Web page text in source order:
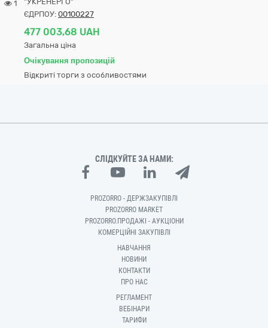
1
ЄДРПОУ: 00100227
477 003,68 UAH
Загальна ціна
Очікування пропозицій
Відкриті торги з особливостями
СЛІДКУЙТЕ ЗА НАМИ:
PROZORRO - ДЕРЖЗАКУПІВЛІ
PROZORRO MARKET
PROZORRO.ПРОДАЖІ - АУКЦІОНИ
КОМЕРЦІЙНІ ЗАКУПІВЛІ
НАВЧАННЯ
НОВИНИ
КОНТАКТИ
ПРО НАС
РЕГЛАМЕНТ
ВЕБІНАРИ
ТАРИФИ